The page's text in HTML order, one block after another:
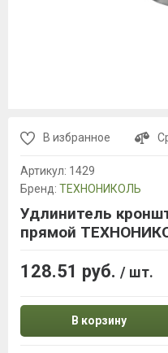
В избранное
Артикул: 1429
Бренд: ТЕХНОНИКОЛЬ
Удлинитель
прямой
128.51 руб. / шт.
В корзину